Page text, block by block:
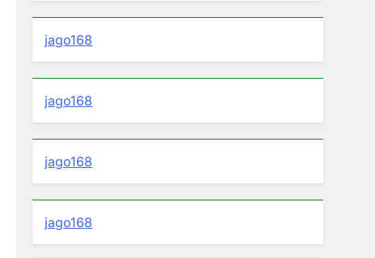
jago168
jago168
jago168
jago168